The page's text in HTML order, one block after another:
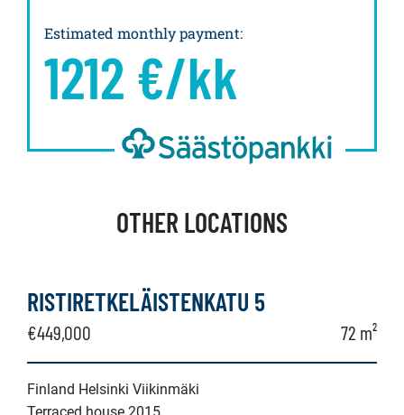
Estimated monthly payment:
1212 €/kk
OTHER LOCATIONS
RISTIRETKELÄISTENKATU 5
€449,000 72 m²
Finland Helsinki Viikinmäki